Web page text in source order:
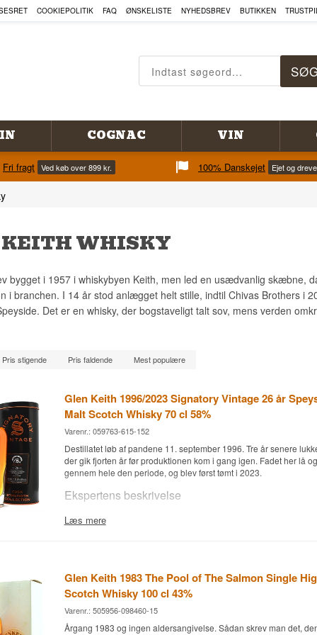
COOKIEPOLITIK FAQ ØNSKELISTE NYHEDSBREV BUTIKKEN
COGNAC VIN
Fri fragt Ved køb over 899 kr. 100% Danskejet Ejet og
KEITH WHISKY
bygget i 1957 i whiskybyen Keith, men led en usædvanlig skæbne,
i branchen. I 14 år stod anlægget helt stille, indtil Chivas Brothers i
Det er en whisky, der bogstaveligt talt sov, mens verden
Pris stigende Pris faldende Mest populære
Glen Keith 1996/2023 Signatory Vintage 26 år
Malt Scotch Whisky 70 cl 58%
Varenr.: 059763-615-152
Destillatet løb af pandene 11. september 1996. Tre år senere
der gik fjorten år før produktionen kom i gang igen. Fadet her lå
gennem hele den periode, og blev først tømt i 2023.
Ekspertens beskrivelse
Glen Keith 1996/2023 Signatory Vintage 26 år er en Speyside
Whiskyen hører til Symington's Choice, hvor Andrew Symington
fadene, og et 2nd fill oloroso-fad er et bevidst valg: der er sherry
tørret frugt, men ikke så meget at det 26-årige destillat bliver kørt
næsten hele produktionen til blends, og de eneste flasker en
Læs mere
Glen Keith 1983 The Pool of The Salmon Single
Scotch Whisky 100 cl 43%
Varenr.: 505956-098460-15
Årgang 1983 og ingen aldersangivelse. Sådan skrev man det,